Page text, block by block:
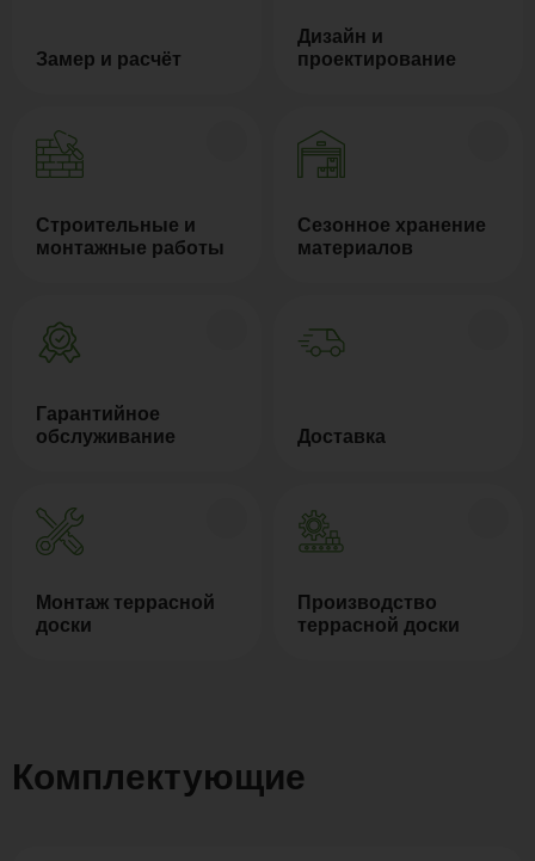
Замер и расчёт
Дизайн и
проектирование
Строительные и
монтажные работы
Сезонное хранение
материалов
Гарантийное
обслуживание
Доставка
Монтаж террасной
доски
Производство
террасной доски
Комплектующие